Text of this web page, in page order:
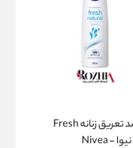
اسپری ضد تعریق زنانه Fresh